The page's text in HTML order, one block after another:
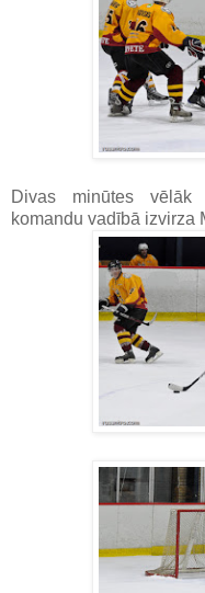
Divas minūtes vēlāk
komandu vadībā izvirza